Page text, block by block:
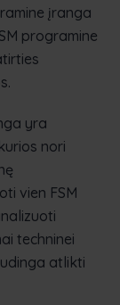
įranga
programine
yra
nori
vien FSM
techninei
atlikti